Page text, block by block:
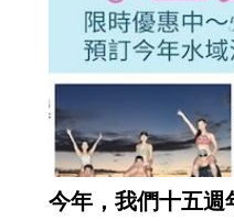
今年，我們十五週